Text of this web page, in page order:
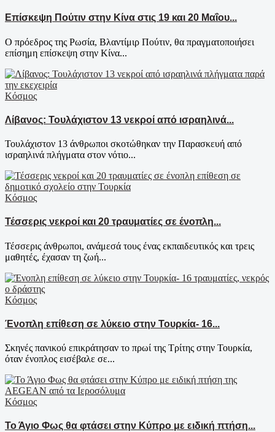
Επίσκεψη Πούτιν στην Κίνα στις 19 και 20 Μαΐου...
Ο πρόεδρος της Ρωσία, Βλαντίμιρ Πούτιν, θα πραγματοποιήσει
επίσημη επίσκεψη στην Κίνα...
Κόσμος
Λίβανος: Τουλάχιστον 13 νεκροί από ισραηλινά...
Τουλάχιστον 13 άνθρωποι σκοτώθηκαν την Παρασκευή από
ισραηλινά πλήγματα στον νότιο...
Κόσμος
Τέσσερις νεκροί και 20 τραυματίες σε ένοπλη...
Τέσσερις άνθρωποι, ανάμεσά τους ένας εκπαιδευτικός και τρεις
μαθητές, έχασαν τη ζωή...
Κόσμος
Ένοπλη επίθεση σε λύκειο στην Τουρκία- 16...
Σκηνές πανικού επικράτησαν το πρωί της Τρίτης στην Τουρκία,
όταν ένοπλος εισέβαλε σε...
Κόσμος
Το Άγιο Φως θα φτάσει στην Κύπρο με ειδική πτήση...